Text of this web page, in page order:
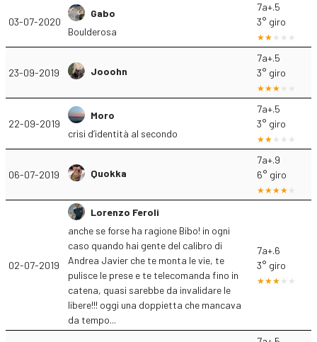
03-07-2020
Gabo
Boulderosa
7a+.5
3° giro
23-09-2019 Jooohn
7a+.5
3° giro
22-09-2019
Moro
crisi d’identità al secondo
7a+.5
3° giro
06-07-2019 Quokka
7a+.9
6° giro
02-07-2019
Lorenzo Feroli
anche se forse ha ragione Bibo! in ogni
caso quando hai gente del calibro di
Andrea Javier che te monta le vie, te
pulisce le prese e te telecomanda fino in
catena, quasi sarebbe da invalidare le
libere!!! oggi una doppietta che mancava
da tempo...
7a+.6
3° giro